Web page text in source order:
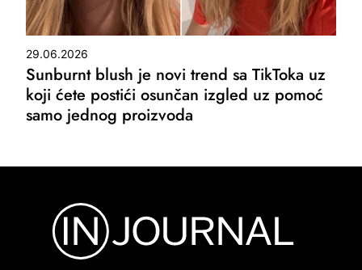
29.06.2026
Sunburnt blush je novi trend sa TikToka uz
koji ćete postići osunčan izgled uz pomoć
samo jednog proizvoda